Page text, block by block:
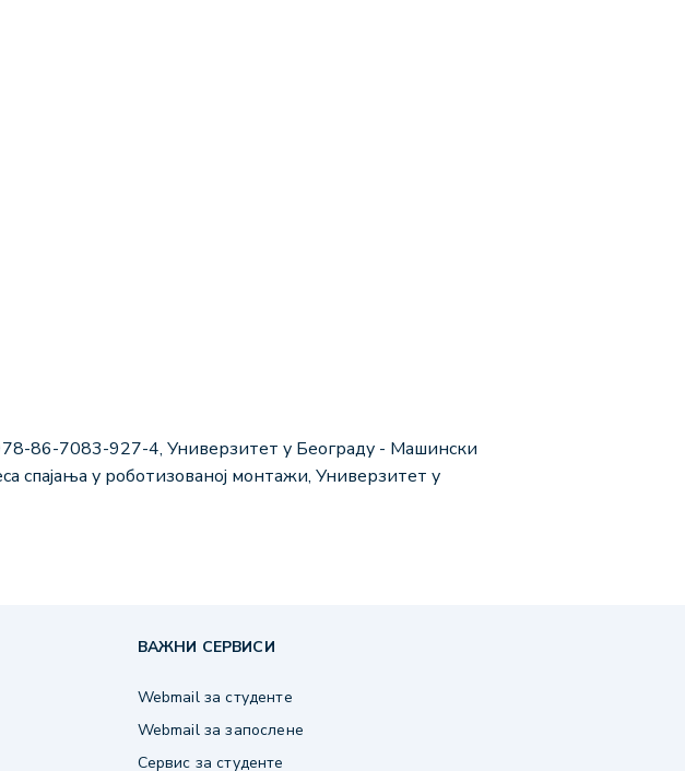
86-7083-927-4, Универзитет у Београду - Машински
у роботизованој монтажи, Универзитет у
ВАЖНИ СЕРВИСИ
Webmail за студенте
Webmail за запослене
Сервис за студенте